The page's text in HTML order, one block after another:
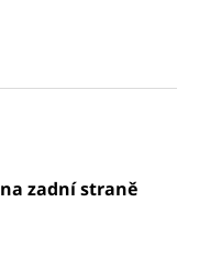
na zadní straně